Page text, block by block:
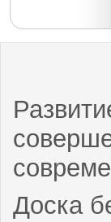
Доска